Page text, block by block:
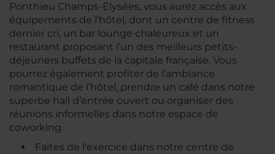
Ponthieu Champs-Élysées, vous aurez accès aux
équipements de l’hôtel, dont un centre de fitness
dernier cri, un bar lounge chaleureux et un
restaurant proposant l’un des meilleurs petits-
déjeuners buffets de la capitale française. Vous
pourrez également profiter de l’ambiance
romantique de l’hôtel, prendre un café dans notre
superbe hall d’entrée ouvert ou organiser des
réunions informelles dans notre espace de
coworking.
Faites de l'exercice dans notre centre de